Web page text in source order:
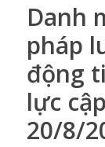
Danh
pháp
động
lực
20/8/